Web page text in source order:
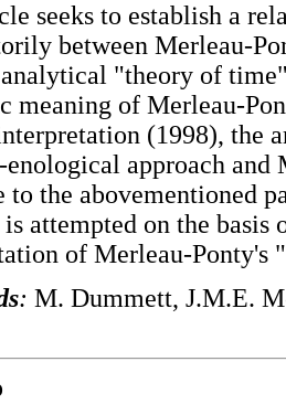
seeks to establish a
between Merleau-
"theory of
meaning of Merleau-
(1998), the
enological approach and
to the abovementioned
attempted on the basis
of Merleau-Ponty's
: M. Dummett, J.M.E.